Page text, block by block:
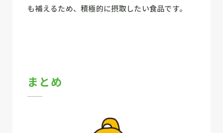
も補えるため、積極的に摂取したい食品です。
まとめ